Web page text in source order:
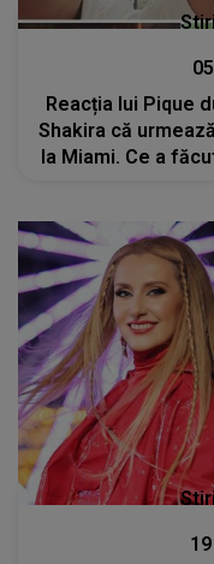
Reacția lui Pique
Shakira că
la Miami. Ce a